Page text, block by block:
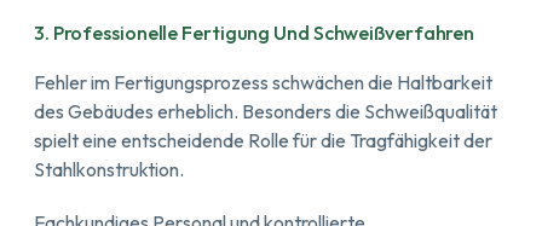
3. Professionelle Fertigung Und Schweißverfahren
Fehler im Fertigungsprozess schwächen die Haltbarkeit
des Gebäudes erheblich. Besonders die Schweißqualität
spielt eine entscheidende Rolle für die Tragfähigkeit der
Stahlkonstruktion.